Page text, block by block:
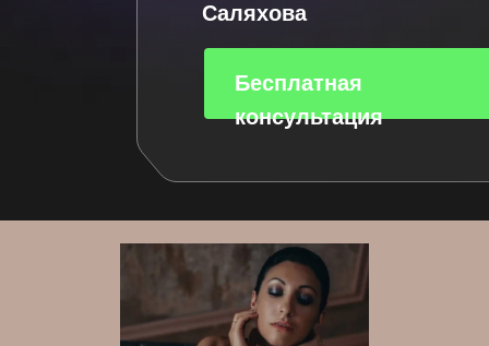
Саляхова
Бесплатная
консультация